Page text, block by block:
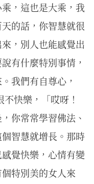
，這也是大乘，我
的話，你智慧就很
，別人也能感覺出
有什麼特別事情，
我們有自尊心，
快樂，「哎呀！
你常常學習佛法、
智慧就增長。那時
覺快樂，心情有變
特別美的女人來